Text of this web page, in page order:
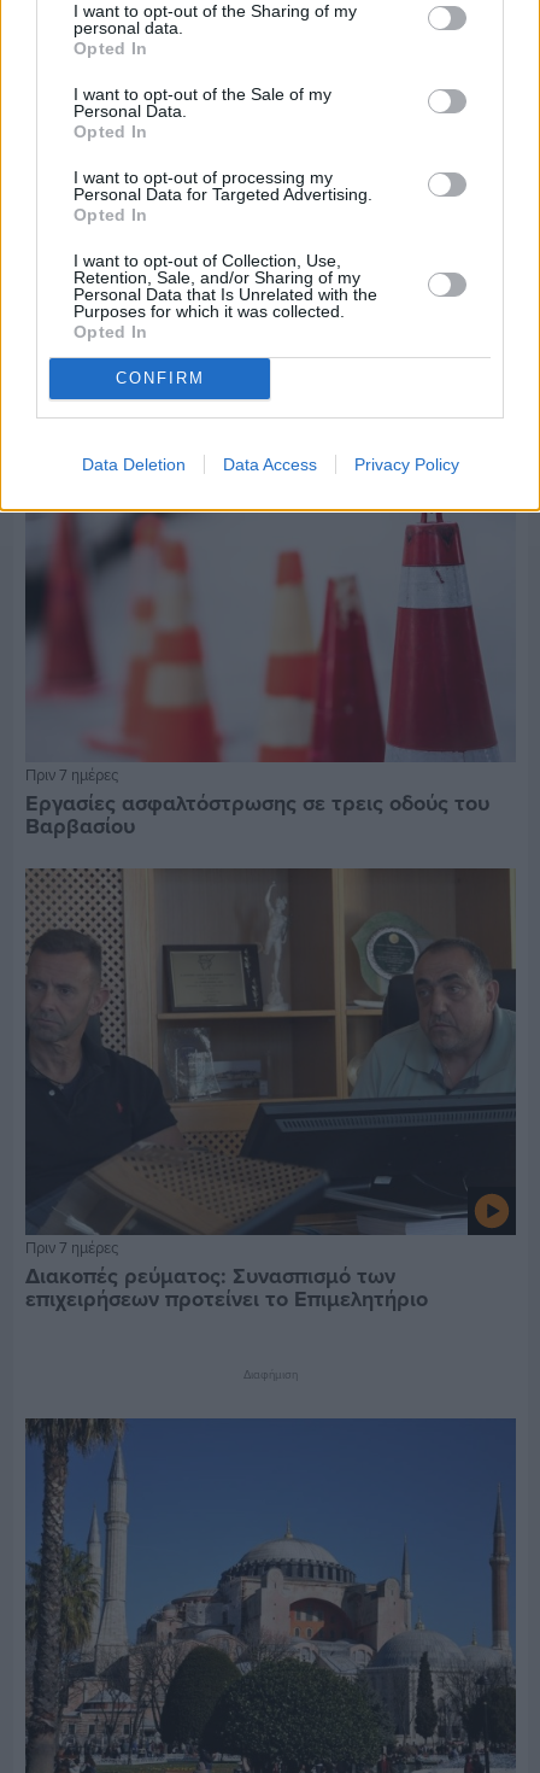
I want to opt-out of the Sharing of my
personal data.
Opted In
I want to opt-out of the Sale of my
Personal Data.
Opted In
I want to opt-out of processing my
Personal Data for Targeted Advertising.
Opted In
I want to opt-out of Collection, Use,
Retention, Sale, and/or Sharing of my
Personal Data that Is Unrelated with the
Purposes for which it was collected.
Opted In
CONFIRM
Data Deletion Data Access Privacy Policy
Πριν 7 ημέρες
Τρίτος στη σφαιροβολία στη διεθνή συνάντηση
Ελλάδας–Κύπρου Κ18 ο Δημήτρης Τέλλιος
Πριν 7 ημέρες
Εργασίες ασφαλτόστρωσης σε τρεις οδούς του
Βαρβασίου
Πριν 7 ημέρες
Διακοπές ρεύματος: Συνασπισμό των
επιχειρήσεων προτείνει το Επιμελητήριο
Διαφήμιση